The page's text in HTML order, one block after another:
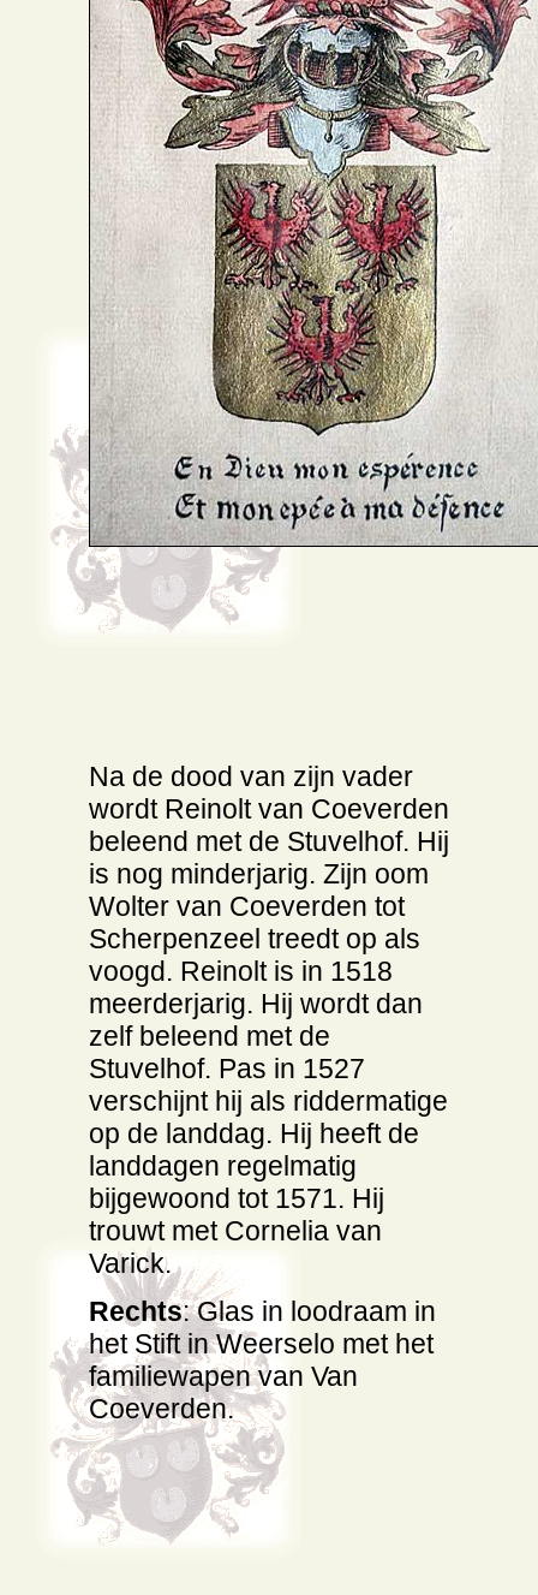
Na de dood van zijn vader
wordt Reinolt van Coeverden
beleend met de Stuvelhof. Hij
is nog minderjarig. Zijn oom
Wolter van Coeverden tot
Scherpenzeel treedt op als
voogd. Reinolt is in 1518
meerderjarig. Hij wordt dan
zelf beleend met de
Stuvelhof. Pas in 1527
verschijnt hij als riddermatige
op de landdag. Hij heeft de
landdagen regelmatig
bijgewoond tot 1571. Hij
trouwt met Cornelia van
Varick.
Rechts: Glas in loodraam in
het Stift in Weerselo met het
familiewapen van Van
Coeverden.